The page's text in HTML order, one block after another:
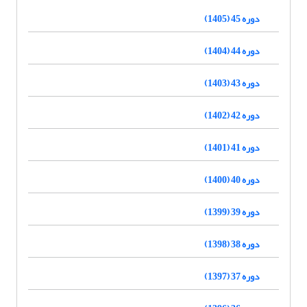
دوره 45 (1405)
دوره 44 (1404)
دوره 43 (1403)
دوره 42 (1402)
دوره 41 (1401)
دوره 40 (1400)
دوره 39 (1399)
دوره 38 (1398)
دوره 37 (1397)